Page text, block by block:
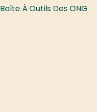
Boîte À Outils Des ONG